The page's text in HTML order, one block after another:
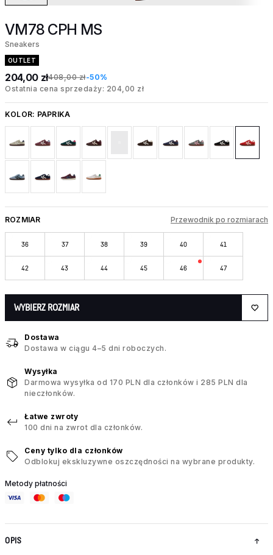
VM78 CPH MS
Sneakers
OUTLET
204,00 zł408,00 zł-50%
Ostatnia cena sprzedaży: 204,00 zł
KOLOR: PAPRIKA
ROZMIAR Przewodnik po rozmiarach
36 37 38 39 40 41
42 43 44 45 46 47
WYBIERZ ROZMIAR
Dostawa
Dostawa w ciągu 4–5 dni roboczych.
Wysyłka
Darmowa wysyłka od 170 PLN dla członków i 285 PLN dla
nieczłonków.
Łatwe zwroty
100 dni na zwrot dla członków.
Ceny tylko dla członków
Odblokuj ekskluzywne oszczędności na wybrane produkty.
Metody płatności
OPIS